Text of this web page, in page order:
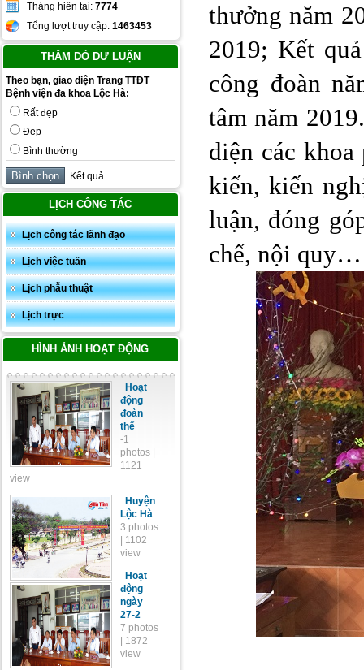
Tháng hiện tại: 7774
Tổng lượt truy cập: 1463453
THĂM DÒ DƯ LUẬN
Theo bạn, giao diện Trang TTĐT
Bệnh viện đa khoa Lộc Hà:
Rất đẹp
Đẹp
Bình thường
Kết quả
LỊCH CÔNG TÁC
Lịch công tác lãnh đạo
Lịch việc tuần
Lịch phẫu thuật
Lịch trực
HÌNH ẢNH HOẠT ĐỘNG
Hoạt
động
đoàn
thể
-1
photos |
1121
view
Huyện
Lộc Hà
3 photos
| 1102
view
Hoạt
động
ngày
27-2
7 photos
| 1872
view
thưởng năm
2019; Kết
công đoàn
tâm năm
diện các
kiến, kiến
luận, đóng
chế, nội quy…